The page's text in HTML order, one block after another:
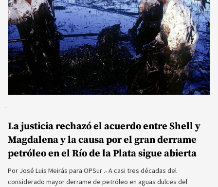
La justicia rechazó el acuerdo entre Shell y
Magdalena y la causa por el gran derrame
petróleo en el Río de la Plata sigue abierta
Por José Luis Meirás para OPSur .- A casi tres décadas del
considerado mayor derrame de petróleo en aguas dulces del